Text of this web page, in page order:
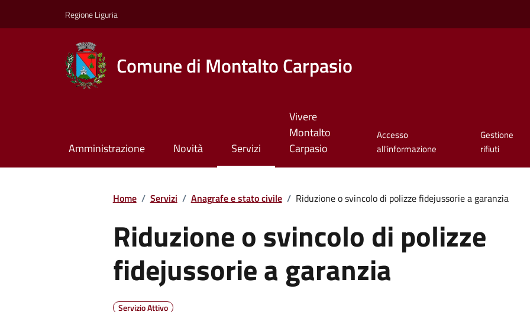
Regione Liguria
Comune di Montalto Carpasio
Amministrazione Novità Servizi
Vivere
Montalto
Carpasio
Accesso
all'informazione
Gestione
rifiuti
Home / Servizi / Anagrafe e stato civile / Riduzione o svincolo di polizze fidejussorie a garanzia
Riduzione o svincolo di polizze
fidejussorie a garanzia
Servizio Attivo